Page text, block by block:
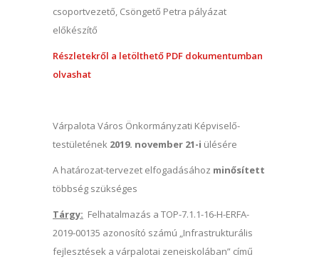
csoportvezető, Csöngető Petra pályázat
előkészítő
Részletekről a letölthető PDF dokumentumban
olvashat
Várpalota Város Önkormányzati Képviselő-
testületének 2019. november 21-i ülésére
A határozat-tervezet elfogadásához minősített
többség szükséges
Tárgy: Felhatalmazás a TOP-7.1.1-16-H-ERFA-
2019-00135 azonosító számú „Infrastrukturális
fejlesztések a várpalotai zeneiskolában” című